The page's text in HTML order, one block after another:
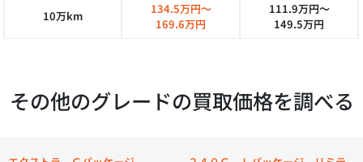
10万km
134.5万円～
169.6万円
111.9万円～
149.5万円
その他のグレードの買取価格を調べる